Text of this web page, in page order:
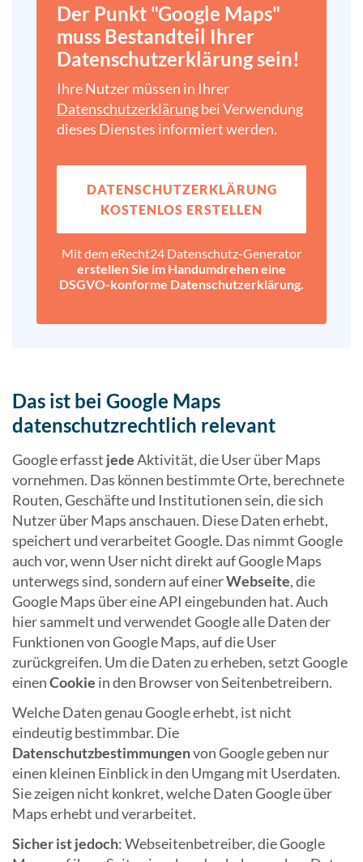
Der Punkt "Google Maps"
muss Bestandteil Ihrer
Datenschutz­erklärung sein!
Ihre Nutzer müssen in Ihrer
Datenschutz­erklärungbei Verwendung
dieses Dienstes informiert werden.
DATENSCHUTZ­ERKLÄRUNG
KOSTENLOS ERSTELLEN
Mit dem eRecht24 Datenschutz-Generator
erstellen Sie im Handumdrehen eine
DSGVO-konforme Datenschutz­erklärung.
Das ist bei Google Maps
datenschutzrechtlich relevant
Google erfasst jedeAktivität, die User über Maps
vornehmen. Das können bestimmte Orte, berechnete
Routen, Geschäfte und Institutionen sein, die sich
Nutzer über Maps anschauen. Diese Daten erhebt,
speichert und verarbeitet Google. Das nimmt Google
auch vor, wenn User nicht direkt auf Google Maps
unterwegs sind, sondern auf einerWebseite, die
Google Maps über eine API eingebunden hat. Auch
hier sammelt und verwendet Google alle Daten der
Funktionen von Google Maps, auf die User
zurückgreifen. Um die Daten zu erheben, setzt Google
einenCookie in den Browser von Seitenbetreibern.
Welche Daten genau Google erhebt, ist nicht
eindeutig bestimmbar. Die
Datenschutzbestimmungenvon Google geben nur
einen kleinen Einblick in den Umgang mit Userdaten.
Sie zeigen nicht konkret, welche Daten Google über
Maps erhebt und verarbeitet.
Sicher ist jedoch: Webseitenbetreiber, die Google